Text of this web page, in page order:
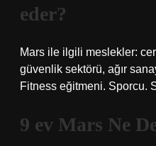
eder?
Mars ile ilgili meslekler:
güvenlik sektörü, ağır
Fitness eğitmeni. Sporcu.
9 ev Mars Ne